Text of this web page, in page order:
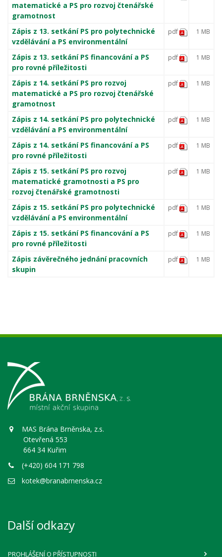
matematické a PS pro rozvoj čtenářské
gramotnost
Zápis z 13. setkání PS pro polytechnické
vzdělávání a PS environmentální
pdf 1 MB
Zápis z 13. setkání PS financování a PS
pro rovné příležitosti
pdf 1 MB
Zápis z 14. setkání PS pro rozvoj
matematické a PS pro rozvoj čtenářské
gramotnost
pdf 1 MB
Zápis z 14. setkání PS pro polytechnické
vzdělávání a PS environmentální
pdf 1 MB
Zápis z 14. setkání PS financování a PS
pro rovné příležitosti
pdf 1 MB
Zápis z 15. setkání PS pro rozvoj
matematické gramotnosti a PS pro
rozvoj čtenářské gramotnosti
pdf 1 MB
Zápis z 15. setkání PS pro polytechnické
vzdělávání a PS environmentální
pdf 1 MB
Zápis z 15. setkání PS financování a PS
pro rovné příležitosti
pdf 1 MB
Zápis závěrečného jednání pracovních
skupin
pdf 1 MB
MAS Brána Brněnska, z.s.
Otevřená 553
664 34 Kuřim
(+420) 604 171 798
kotek@branabrnenska.cz
Další odkazy
PROHLÁŠENÍ O PŘÍSTUPNOSTI